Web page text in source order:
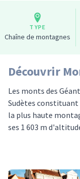
TYPE
Chaîne de montagnes
Découvrir
Les monts des
Sudètes
la plus haute
ses 1 603 m